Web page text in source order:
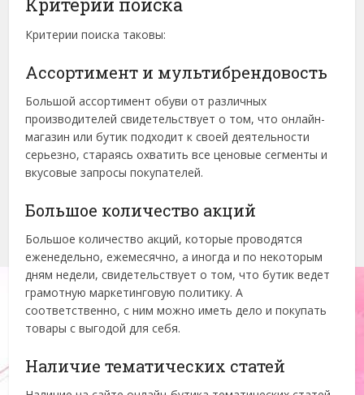
Критерии поиска таковы:
Ассортимент и мультибрендовость
Большой ассортимент обуви от различных
производителей свидетельствует о том, что онлайн-
магазин или бутик подходит к своей деятельности
серьезно, стараясь охватить все ценовые сегменты и
вкусовые запросы покупателей.
Большое количество акций
Большое количество акций, которые проводятся
еженедельно, ежемесячно, а иногда и по некоторым
дням недели, свидетельствует о том, что бутик ведет
грамотную маркетинговую политику. А
соответственно, с ним можно иметь дело и покупать
товары с выгодой для себя.
Наличие тематических статей